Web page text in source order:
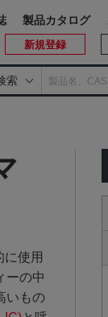
索
新規登録
製品カタログ
使用
ーの中
いもの